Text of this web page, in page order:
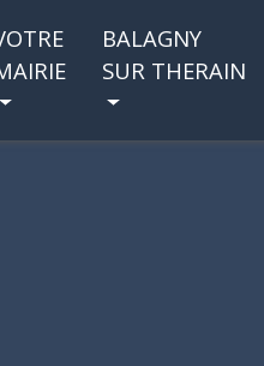
BALAGNY
SUR THERAIN